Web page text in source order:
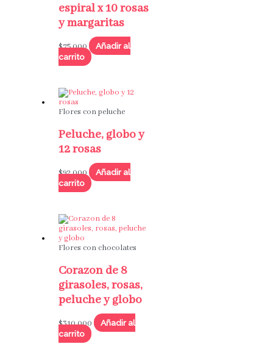
espiral x 10 rosas
y margaritas
$75,000
Añadir al
carrito
Flores con peluche
Peluche, globo y
12 rosas
$92,000
Añadir al
carrito
Flores con chocolates
Corazon de 8
girasoles, rosas,
peluche y globo
$310,000
Añadir al
carrito